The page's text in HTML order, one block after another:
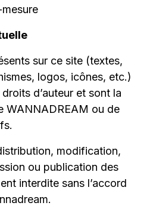
sur ce site (textes,
logos, icônes, etc.)
d’auteur et sont la
WANNADREAM ou de
modification,
ou publication des
interdite sans l’accord